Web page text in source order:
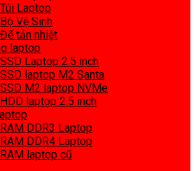
Túi Laptop
Bộ Vệ Sinh
Đế tản nhiệt
laptop
SSD Laptop 2.5 inch
SSD laptop M2 Santa
SSD M2 laptop NVMe
HDD laptop 2.5 inch
RAM DDR3 Laptop
RAM DDR4 Laptop
RAM laptop cũ